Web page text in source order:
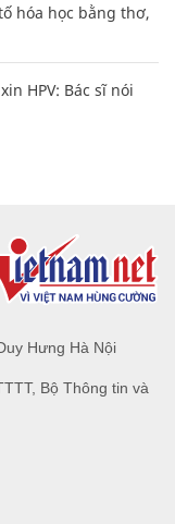
hóa học bằng thơ,
HPV: Bác sĩ nói
Hưng Hà Nội
Bộ Thông tin và